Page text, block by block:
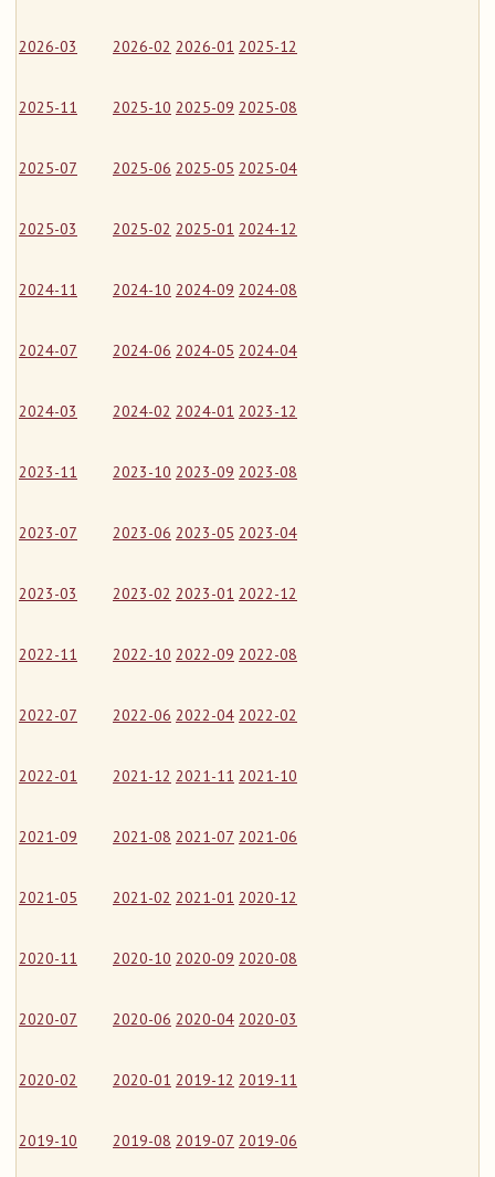
2026-03 2026-02 2026-01 2025-12
2025-11 2025-10 2025-09 2025-08
2025-07 2025-06 2025-05 2025-04
2025-03 2025-02 2025-01 2024-12
2024-11 2024-10 2024-09 2024-08
2024-07 2024-06 2024-05 2024-04
2024-03 2024-02 2024-01 2023-12
2023-11 2023-10 2023-09 2023-08
2023-07 2023-06 2023-05 2023-04
2023-03 2023-02 2023-01 2022-12
2022-11 2022-10 2022-09 2022-08
2022-07 2022-06 2022-04 2022-02
2022-01 2021-12 2021-11 2021-10
2021-09 2021-08 2021-07 2021-06
2021-05 2021-02 2021-01 2020-12
2020-11 2020-10 2020-09 2020-08
2020-07 2020-06 2020-04 2020-03
2020-02 2020-01 2019-12 2019-11
2019-10 2019-08 2019-07 2019-06